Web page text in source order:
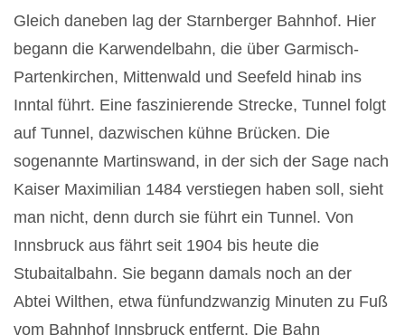
Gleich daneben lag der Starnberger Bahnhof. Hier
begann die Karwendelbahn, die über Garmisch-
Partenkirchen, Mittenwald und Seefeld hinab ins
Inntal führt. Eine faszinierende Strecke, Tunnel folgt
auf Tunnel, dazwischen kühne Brücken. Die
sogenannte Martinswand, in der sich der Sage nach
Kaiser Maximilian 1484 verstiegen haben soll, sieht
man nicht, denn durch sie führt ein Tunnel. Von
Innsbruck aus fährt seit 1904 bis heute die
Stubaitalbahn. Sie begann damals noch an der
Abtei Wilthen, etwa fünfundzwanzig Minuten zu Fuß
vom Bahnhof Innsbruck entfernt. Die Bahn